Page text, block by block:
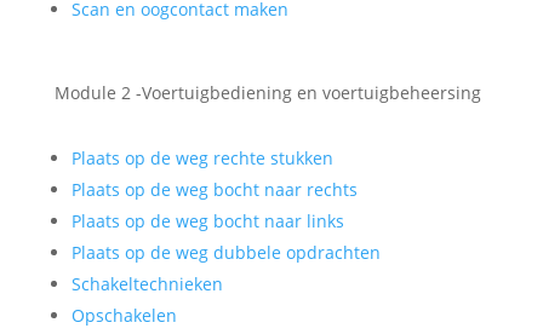
Scan en oogcontact maken
Module 2 -Voertuigbediening en voertuigbeheersing
Plaats op de weg rechte stukken
Plaats op de weg bocht naar rechts
Plaats op de weg bocht naar links
Plaats op de weg dubbele opdrachten
Schakeltechnieken
Opschakelen